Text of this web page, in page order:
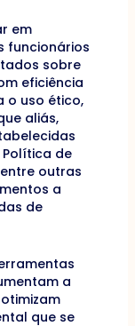
em
funcionários
sobre
eficiência
o uso ético,
aliás,
de
outras
a
de
a
que se